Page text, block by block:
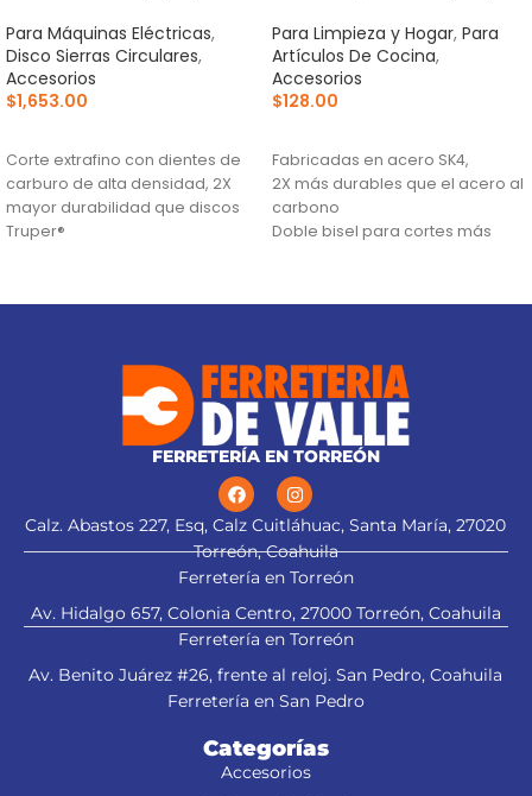
Para Máquinas Eléctricas,
Disco Sierras Circulares,
Accesorios
$1,653.00
Corte extrafino con dientes de
carburo de alta densidad, 2X
mayor durabilidad que discos
Truper®
proporciona mejor acabado
trapezoidal para cortes limpios
Para Limpieza y Hogar, Para
Artículos De Cocina,
Accesorios
$128.00
Fabricadas en acero SK4,
2X más durables que el acero al
carbono
Doble bisel para cortes más
FERRETERÍA EN TORREÓN
Calz. Abastos 227, Esq, Calz Cuitláhuac, Santa María, 27020
Torreón, Coahuila
Ferretería en Torreón
Av. Hidalgo 657, Colonia Centro, 27000 Torreón, Coahuila
Ferretería en Torreón
Av. Benito Juárez #26, frente al reloj. San Pedro, Coahuila
Ferretería en San Pedro
Categorías
Accesorios